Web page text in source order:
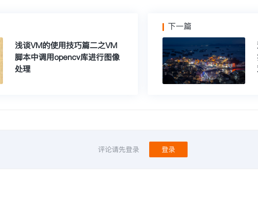
浅谈VM的使用技巧篇二之VM
脚本中调用opencv库进行图像
处理
下一篇
评论请先登录 登录